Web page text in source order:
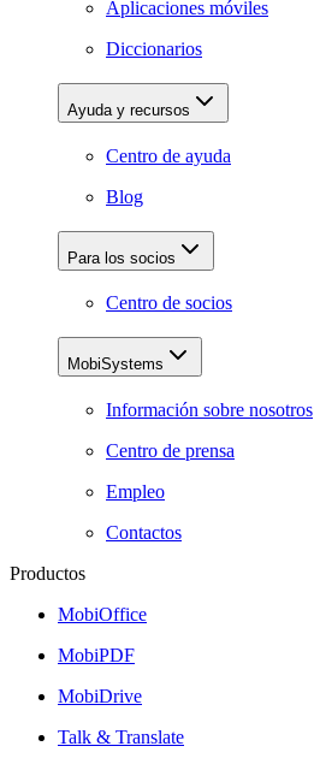
Aplicaciones móviles
Diccionarios
Ayuda y recursos
Centro de ayuda
Blog
Para los socios
Centro de socios
MobiSystems
Información sobre nosotros
Centro de prensa
Empleo
Contactos
Productos
MobiOffice
MobiPDF
MobiDrive
Talk & Translate